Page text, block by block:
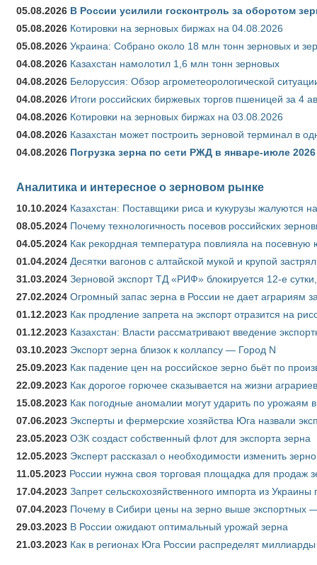
05.08.2026 В России усилили госконтроль за оборотом
05.08.2026 Котировки на зерновых биржах на 04.08.2026
05.08.2026 Украина: Собрано около 18 млн тонн зерновых и
04.08.2026 Казахстан намолотил 1,6 млн тонн зерновых
04.08.2026 Белоруссия: Обзор агрометеорологической
04.08.2026 Итоги российских биржевых торгов пшеницей за 4
04.08.2026 Котировки на зерновых биржах на 03.08.2026
04.08.2026 Казахстан может построить зерновой терминал в
04.08.2026 Погрузка зерна по сети РЖД в январе-июле
Аналитика и интересное о зерновом рынке
10.10.2024 Казахстан: Поставщики риса и кукурузы жалуются
08.05.2024 Почему технологичность посевов российских
04.05.2024 Как рекордная температура повлияла на
01.04.2024 Десятки вагонов с алтайской мукой и крупой
31.03.2024 Зерновой экспорт ТД «РИФ» блокируется 12-е
27.02.2024 Огромный запас зерна в России не дает аграриям
01.12.2023 Как продление запрета на экспорт отразится на
01.12.2023 Казахстан: Власти рассматривают введение
03.10.2023 Экспорт зерна близок к коллапсу — Город N
25.09.2023 Как падение цен на российское зерно бьёт по
22.09.2023 Как дорогое горючее сказывается на жизни аграриев
15.08.2023 Как погодные аномалии могут ударить по урожаям
07.06.2023 Эксперты и фермерские хозяйства Юга назвали
23.05.2023 ОЗК создаст собственный флот для экспорта зерна
12.05.2023 Эксперт рассказал о необходимости изменить
11.05.2023 России нужна своя торговая площадка для продаж
17.04.2023 Запрет сельскохозяйственного импорта из
07.04.2023 Почему в Сибири цены на зерно выше экспортных
29.03.2023 В России ожидают оптимальный урожай зерна
21.03.2023 Как в регионах Юга России распределят